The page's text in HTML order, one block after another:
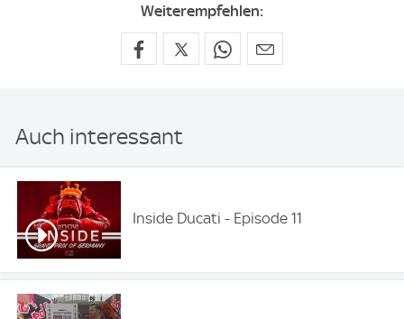
Weiterempfehlen:
Auch interessant
Inside Ducati - Episode 11